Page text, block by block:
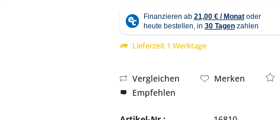
Abbildung ähnlich
Lieferzeit 1 Werktage
Vergleichen Merken
Empfehlen